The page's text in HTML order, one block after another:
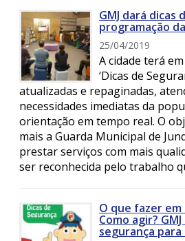
GMJ dará dicas
programação
25/04/2019
A cidade terá
‘Dicas de
atualizadas e repaginadas,
necessidades imediatas da
orientação em tempo real. O
mais a Guarda Municipal de
prestar serviços com mais
ser reconhecida pelo trabalho
O que fazer
Como agir?
segurança para